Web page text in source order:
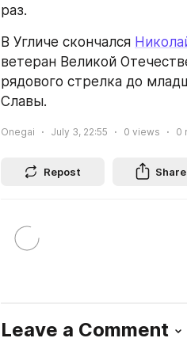
раз.
В Угличе скончался
ветеран Великой
рядового стрелка до
Славы.
Onegai July 3, 22:55 0 views 0
Repost Share
Leave a Comment